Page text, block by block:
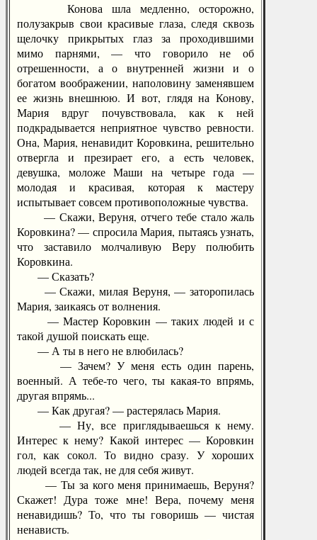
Конова шла медленно, осторожно,
полузакрыв свои красивые глаза, следя сквозь
щелочку прикрытых глаз за проходившими
мимо парнями, — что говорило не об
отрешенности, а о внутренней жизни и о
богатом воображении, наполовину заменявшем
ее жизнь внешнюю. И вот, глядя на Конову,
Мария вдруг почувствовала, как к ней
подкрадывается неприятное чувство ревности.
Она, Мария, ненавидит Коровкина, решительно
отвергла и презирает его, а есть человек,
девушка, моложе Маши на четыре года —
молодая и красивая, которая к мастеру
испытывает совсем противоположные чувства.
— Скажи, Веруня, отчего тебе стало жаль
Коровкина? — спросила Мария, пытаясь узнать,
что заставило молчаливую Веру полюбить
Коровкина.
— Сказать?
— Скажи, милая Веруня, — заторопилась
Мария, заикаясь от волнения.
— Мастер Коровкин — таких людей и с
такой душой поискать еще.
— А ты в него не влюбилась?
— Зачем? У меня есть один парень,
военный. А тебе-то чего, ты какая-то впрямь,
другая впрямь...
— Как другая? — растерялась Мария.
— Ну, все приглядываешься к нему.
Интерес к нему? Какой интерес — Коровкин
гол, как сокол. То видно сразу. У хороших
людей всегда так, не для себя живут.
— Ты за кого меня принимаешь, Веруня?
Скажет! Дура тоже мне! Вера, почему меня
ненавидишь? То, что ты говоришь — чистая
ненависть.